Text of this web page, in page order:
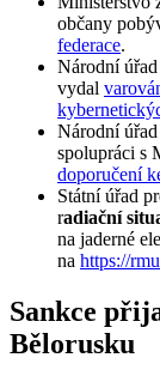
občany
federace.
Národní
vydal
Národní
spolupráci s
doporučení
Státní úřad
radiační
na jaderné
na https://
Sankce
Bělorusku